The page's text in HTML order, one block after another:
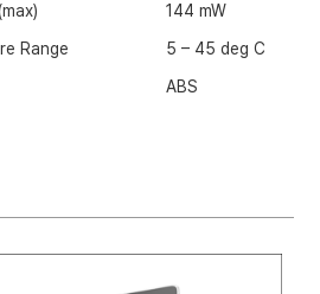
144 mW
Range
5 – 45 deg C
ABS